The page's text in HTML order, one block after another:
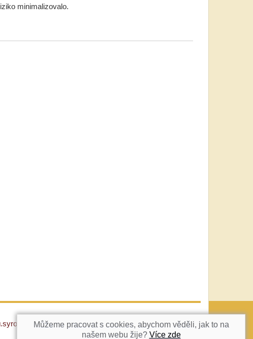
minimalizovalo.
NAHORU
box.cz
Můžeme pracovat s cookies, abychom věděli, jak to na
našem webu žije? Více zde